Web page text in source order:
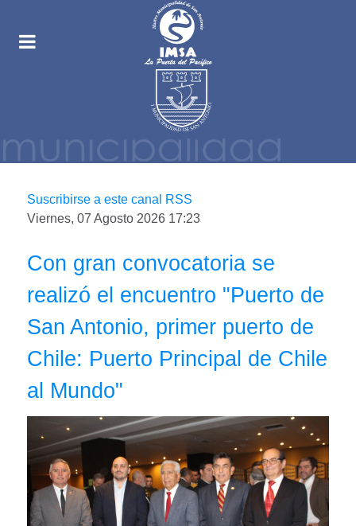
Suscribirse a este canal RSS
Viernes, 07 Agosto 2026 17:23
Con gran convocatoria se
realizó el encuentro "Puerto de
San Antonio, primer puerto de
Chile: Puerto Principal de Chile
al Mundo"